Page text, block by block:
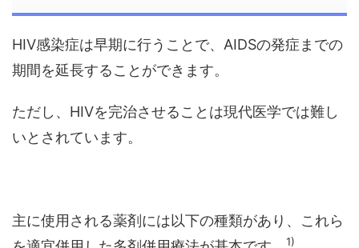
HIV感染症は早期に行うことで、AIDSの発症までの
期間を延長することができます。
ただし、HIVを完治させることは現代医学では難し
いとされています。
主に使用される薬剤には以下の種類があり、これら
1)